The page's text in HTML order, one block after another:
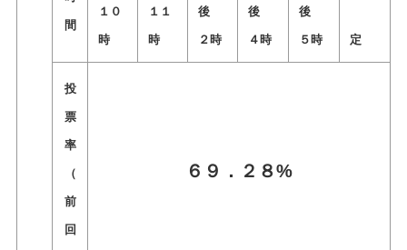
間
１０
時
１１
時
後
２時
後
４時
後
５時 定
投
票
率
（
前
回
６９．２８%